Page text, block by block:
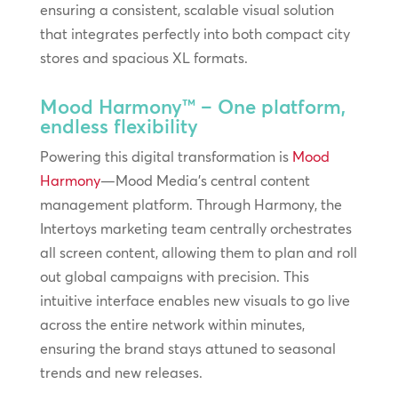
ensuring a consistent, scalable visual solution
that integrates perfectly into both compact city
stores and spacious XL formats.
Mood Harmony™ – One platform,
endless flexibility
Powering this digital transformation is Mood
Harmony—Mood Media’s central content
management platform. Through Harmony, the
Intertoys marketing team centrally orchestrates
all screen content, allowing them to plan and roll
out global campaigns with precision. This
intuitive interface enables new visuals to go live
across the entire network within minutes,
ensuring the brand stays attuned to seasonal
trends and new releases.